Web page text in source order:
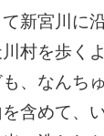
新宮川に
村を歩く
、なんち
含めて、